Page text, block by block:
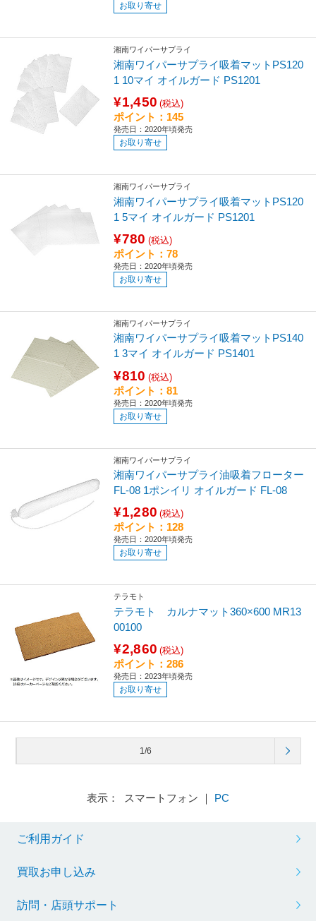
お取り寄せ
湘南ワイパーサプライ
湘南ワイパーサプライ吸着マットPS120
1 10マイ オイルガード PS1201
¥1,450 (税込)
ポイント：145
発売日：2020年頃発売
お取り寄せ
湘南ワイパーサプライ
湘南ワイパーサプライ吸着マットPS120
1 5マイ オイルガード PS1201
¥780 (税込)
ポイント：78
発売日：2020年頃発売
お取り寄せ
湘南ワイパーサプライ
湘南ワイパーサプライ吸着マットPS140
1 3マイ オイルガード PS1401
¥810 (税込)
ポイント：81
発売日：2020年頃発売
お取り寄せ
湘南ワイパーサプライ
湘南ワイパーサプライ油吸着フローター
FL-08 1ポンイリ オイルガード FL-08
¥1,280 (税込)
ポイント：128
発売日：2020年頃発売
お取り寄せ
テラモト
テラモト カルナマット360×600 MR13
00100
¥2,860 (税込)
ポイント：286
発売日：2023年頃発売
お取り寄せ
1/6
表示： スマートフォン ｜ PC
ご利用ガイド
買取お申し込み
訪問・店頭サポート